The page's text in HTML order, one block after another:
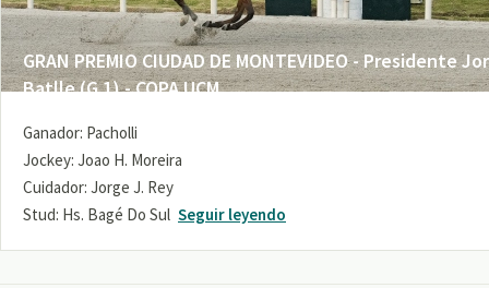
GRAN PREMIO CIUDAD DE MONTEVIDEO - Presidente
Batlle (G 1) - COPA UCM
Ganador: Pacholli
Jockey: Joao H. Moreira
Cuidador: Jorge J. Rey
Stud: Hs. Bagé Do Sul Seguir leyendo